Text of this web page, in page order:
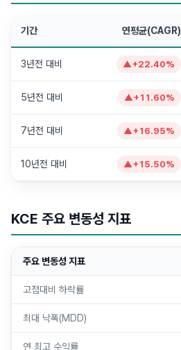
기간 연평균(CAGR)
3년전 대비 ▲+22.40%
5년전 대비 ▲+ 11.60%
7년전 대비 ▲+ 16.95%
10년전 대비 ▲+ 15.50%
KCE 주요 변동성 지표
주요 변동성 지표
고점대비 하락률
최대 낙폭(MDD)
연 최고 수익률